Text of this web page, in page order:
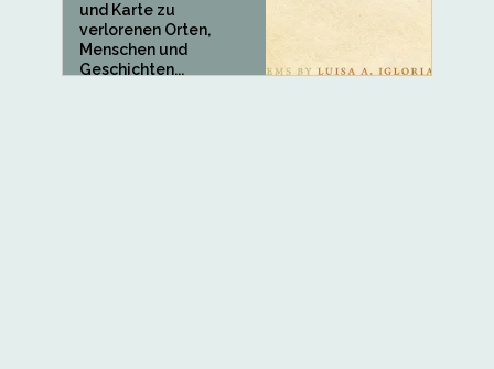
und Karte zu
verlorenen Orten,
Menschen und
Geschichten...